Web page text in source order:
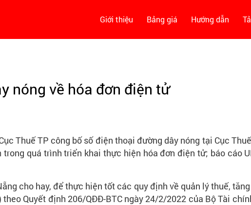
Giới thiệu Bảng giá Hướng dẫn
nóng về hóa đơn điện tử
Thuế TP công bố số điện thoại đường dây nóng tại Cục
quá trình triển khai thực hiện hóa đơn điện tử; báo cáo
cho hay, để thực hiện tốt các quy định về quản lý thuế,
Quyết định 206/QĐÐ-BTC ngày 24/2/2022 của Bộ Tài